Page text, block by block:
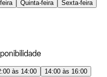
Quinta-feira
Sexta-feira
às 14:00
14:00 às 16:00